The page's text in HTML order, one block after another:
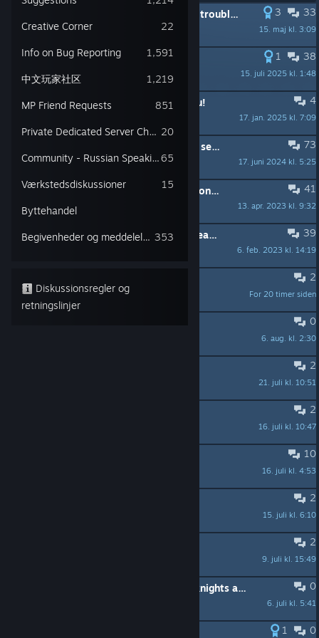
22
Creative Corner
1,591
Info on Bug Reporting
1,219
中文玩家社区
851
MP Friend Requests
20
Private Dedicated Server Chatter
65
Community - Russian Speaking
15
Værkstedsdiskussioner
Byttehandel
353
Begivenheder og meddelelser
Diskussionsregler og
retningslinjer
33
3
15. maj kl. 3:09
[PSA] For those having trouble with file names and folder paths
Zormac
38
1
15. juli 2025 kl. 1:48
FASTGJORT:HOTFIX 1.7.2
jade505games
4
17. jan. 2025 kl. 7:09
FASTGJORT:We want to feature you!
73
17. juni 2024 kl. 5:25
IMPORTANT! - How to setup a dedicated server for Portal Knights
AnimatedAnt_505
41
13. apr. 2023 kl. 9:32
FASTGJORT:Split Screen With a Second Player's Character
AnimatedAnt_505
39
6. feb. 2023 kl. 14:19
FASTGJORT: Found A Bug / Issue? Read This Thread...
2
For 20 timer siden
cgwildwolf11
0
6. aug. kl. 2:30
2
21. juli kl. 10:51
2
16. juli kl. 10:47
10
16. juli kl. 4:53
2
15. juli kl. 6:10
2
9. juli kl. 15:49
0
6. juli kl. 5:41
Gathering co-op players fro portal knights and many others! Co-oppenheimers on discord
0
1